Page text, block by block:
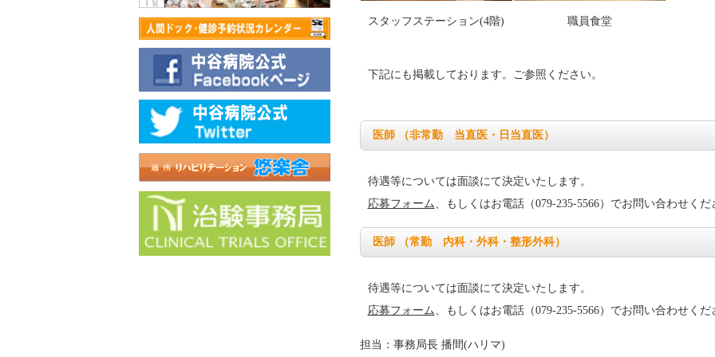
スタッフステーション(4階) 職員食堂
下記にも掲載しております。ご参照ください。
医師 （非常勤 当直医・日当直医）
待遇等については面談にて決定いたします。
応募フォーム、もしくはお電話（079-235-5566）でお問い合わせくだ
医師 （常勤 内科・外科・整形外科）
待遇等については面談にて決定いたします。
応募フォーム、もしくはお電話（079-235-5566）でお問い合わせくだ
担当：事務局長 播間(ハリマ)